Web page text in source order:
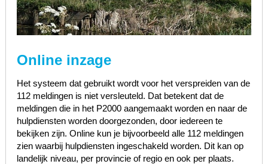
Online inzage
Het systeem dat gebruikt wordt voor het verspreiden van de
112 meldingen is niet versleuteld. Dat betekent dat de
meldingen die in het P2000 aangemaakt worden en naar de
hulpdiensten worden doorgezonden, door iedereen te
bekijken zijn. Online kun je bijvoorbeeld alle 112 meldingen
zien waarbij hulpdiensten ingeschakeld worden. Dit kan op
landelijk niveau, per provincie of regio en ook per plaats.